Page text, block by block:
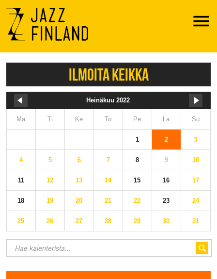
Menu
ILMOITA KEIKKA
Heinäkuu 2022
Ma Ti Ke To Pe La Su
1 2 3
4 5 6 7 8 9 10
11 12 13 14 15 16 17
18 19 20 21 22 23 24
25 26 27 28 29 30 31